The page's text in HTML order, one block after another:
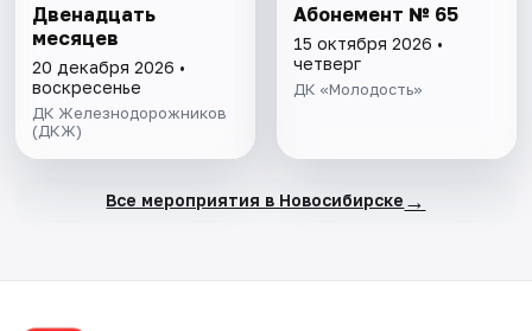
Двенадцать
месяцев
20 декабря 2026 •
воскресенье
ДК Железнодорожников
(ДКЖ)
Абонемент № 65
15 октября 2026 •
четверг
ДК «Молодость»
Все мероприятия в Новосибирске →